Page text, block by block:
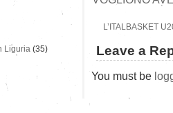
L’ITALBASKET
Leave a
You must be
Liguria (35)